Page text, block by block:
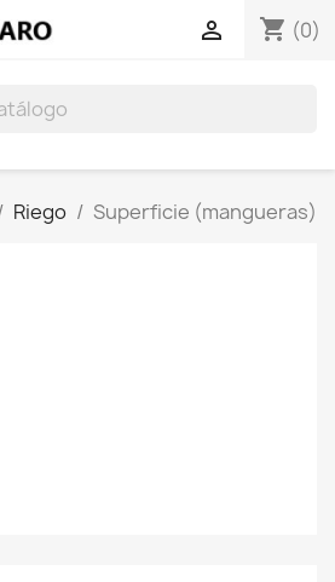
shopping_cart (0)

Riego Superficie (mangueras)